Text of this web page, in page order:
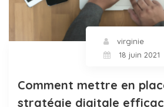
virginie
18 juin 2021
Comment mettre en
stratégie digitale